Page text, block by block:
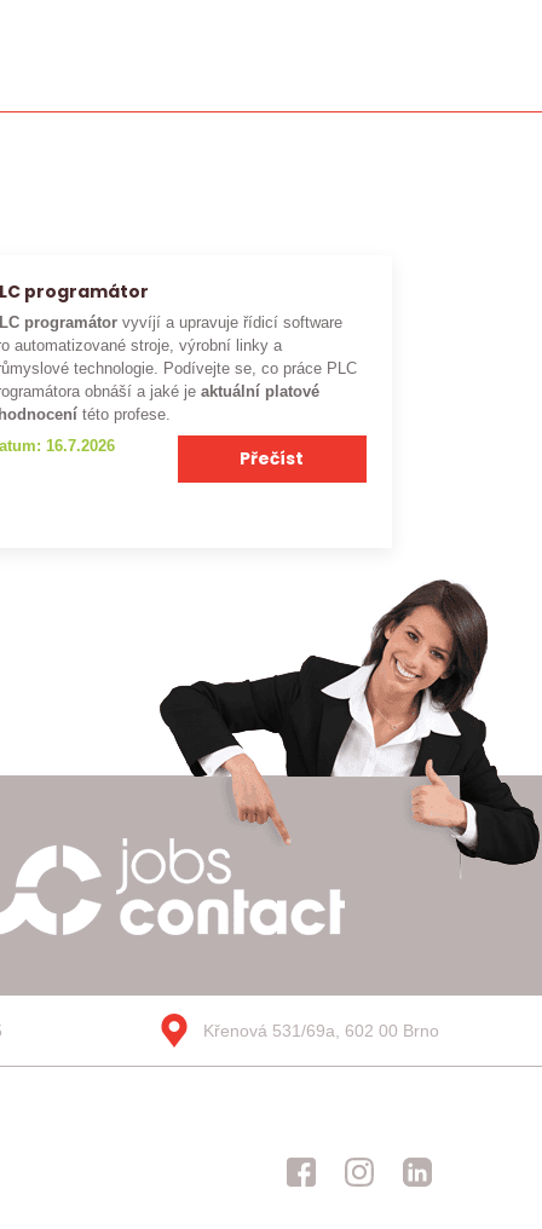
programátor
programátor vyvíjí a upravuje řídicí software
automatizované stroje, výrobní linky a
technologie. Podívejte se, co práce PLC
obnáší a jaké je aktuální platové
této profese.
16.7.2026
Přečíst
Křenová 531/69a, 602 00 Brno